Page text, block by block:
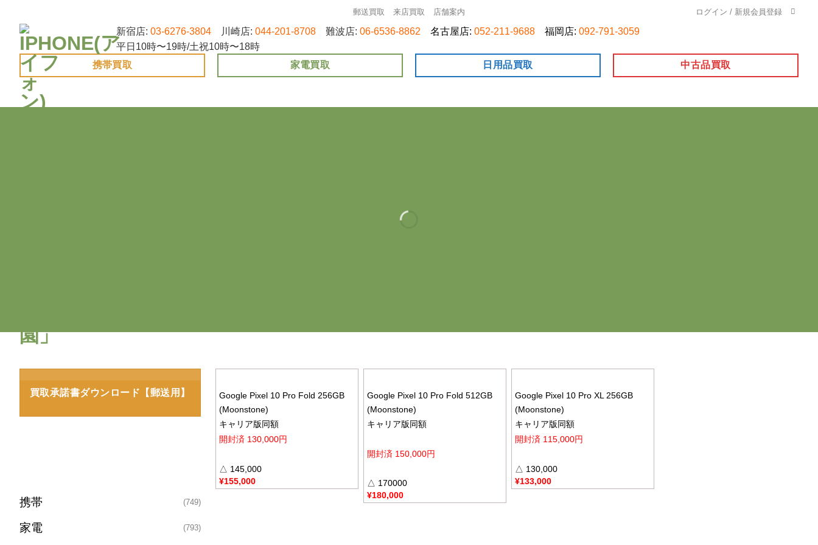
content
郵送買取 来店買取 店舗案内 ログイン / 新規会員登録
新宿店: 03-6276-3804 川崎店: 044-201-8708 難波店: 06-6536-8862 名古屋店: 052-211-9688 福岡店: 092-791-3059
平日10時〜19時/土祝10時〜18時
携帯買取
家電買取 日用品買取 中古品買取
買取承諾書ダウンロード【郵送用】
携帯 (749)
家電 (793)
Google Pixel 10 Pro Fold 256GB
(Moonstone)
キャリア版同額
開封済 130,000円
△ 145,000
¥155,000
Google Pixel 10 Pro Fold 512GB
(Moonstone)
キャリア版同額
開封済 150,000円
△ 170000
¥180,000
Google Pixel 10 Pro XL 256GB
(Moonstone)
キャリア版同額
開封済 115,000円
△ 130,000
¥133,000